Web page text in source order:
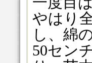
やはり
し、綿
50セン